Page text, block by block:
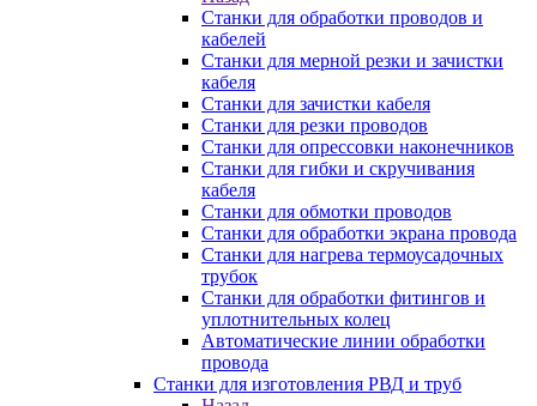
Станки для обработки проводов и
кабелей
Станки для мерной резки и зачистки
кабеля
Станки для зачистки кабеля
Станки для резки проводов
Станки для опрессовки наконечников
Станки для гибки и скручивания
кабеля
Станки для обмотки проводов
Станки для обработки экрана провода
Станки для нагрева термоусадочных
трубок
Станки для обработки фитингов и
уплотнительных колец
Автоматические линии обработки
провода
Станки для изготовления РВД и труб